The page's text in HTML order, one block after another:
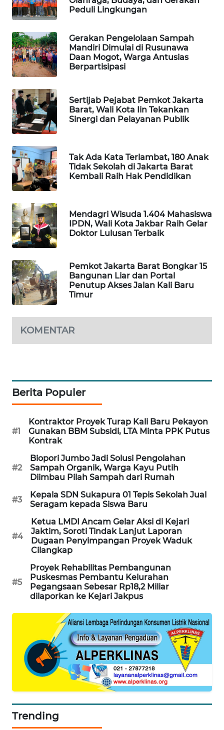
Peduli Lingkungan
Gerakan Pengelolaan Sampah
Mandiri Dimulai di Rusunawa
Daan Mogot, Warga Antusias
Berpartisipasi
Sertijab Pejabat Pemkot Jakarta
Barat, Wali Kota Iin Tekankan
Sinergi dan Pelayanan Publik
Tak Ada Kata Terlambat, 180 Anak
Tidak Sekolah di Jakarta Barat
Kembali Raih Hak Pendidikan
Mendagri Wisuda 1.404 Mahasiswa
IPDN, Wali Kota Jakbar Raih Gelar
Doktor Lulusan Terbaik
Pemkot Jakarta Barat Bongkar 15
Bangunan Liar dan Portal
Penutup Akses Jalan Kali Baru
Timur
KOMENTAR
Berita Populer
#1
Kontraktor Proyek Turap Kali Baru Pekayon
Gunakan BBM Subsidi, LTA Minta PPK Putus
Kontrak
#2
Biopori Jumbo Jadi Solusi Pengolahan
Sampah Organik, Warga Kayu Putih
Diimbau Pilah Sampah dari Rumah
#3
Kepala SDN Sukapura 01 Tepis Sekolah Jual
Seragam kepada Siswa Baru
#4
Ketua LMDI Ancam Gelar Aksi di Kejari
Jaktim, Soroti Tindak Lanjut Laporan
Dugaan Penyimpangan Proyek Waduk
Cilangkap
#5
Proyek Rehabilitas Pembangunan
Puskesmas Pembantu Kelurahan
Pegangsaan Sebesar Rp18,2 Miliar
dilaporkan ke Kejari Jakpus
Trending
PORTAL
FORWAMKI
FORJASIDA
TAMBANG
NEWS
SITUNGIR
NEWS
SIDIKALANG
NEWS
SIBARAGAS
METRO
SIANTAR
NEWS
METRO
METRO
JAKARTA
KRT
NEWS
KARING
NEWS
JURNAL
HUMBANG
NEWS
GARONGGANG
NEWS
FISUELRI
ENERGI
NEWS
BERKAT